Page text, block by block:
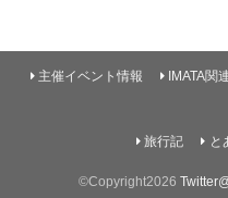
主催イベント情報 IMATA関
旅行記 と
©Copyright2026